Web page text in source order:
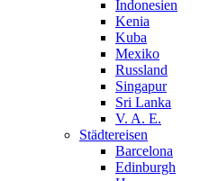
Indonesien
Kenia
Kuba
Mexiko
Russland
Singapur
Sri Lanka
V. A. E.
Städtereisen
Barcelona
Edinburgh